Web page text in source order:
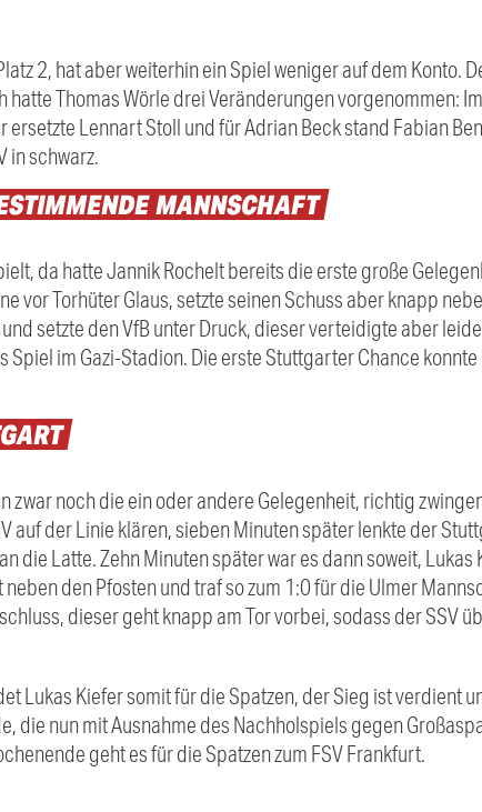
2, hat aber weiterhin ein Spiel weniger auf dem Konto.
hatte Thomas Wörle drei Veränderungen vorgenommen:
ersetzte Lennart Stoll und für Adrian Beck stand Fabian
in schwarz.
MANNSCHAFT
da hatte Jannik Rochelt bereits die erste große
vor Torhüter Glaus, setzte seinen Schuss aber knapp
setzte den VfB unter Druck, dieser verteidigte aber
im Gazi-Stadion. Die erste Stuttgarter Chance
zwar noch die ein oder andere Gelegenheit, richtig
auf der Linie klären, sieben Minuten später lenkte der
die Latte. Zehn Minuten später war es dann soweit,
den Pfosten und traf so zum 1:0 für die Ulmer
dieser geht knapp am Tor vorbei, sodass der SSV
Lukas Kiefer somit für die Spatzen, der Sieg ist verdient
die nun mit Ausnahme des Nachholspiels gegen
geht es für die Spatzen zum FSV Frankfurt.